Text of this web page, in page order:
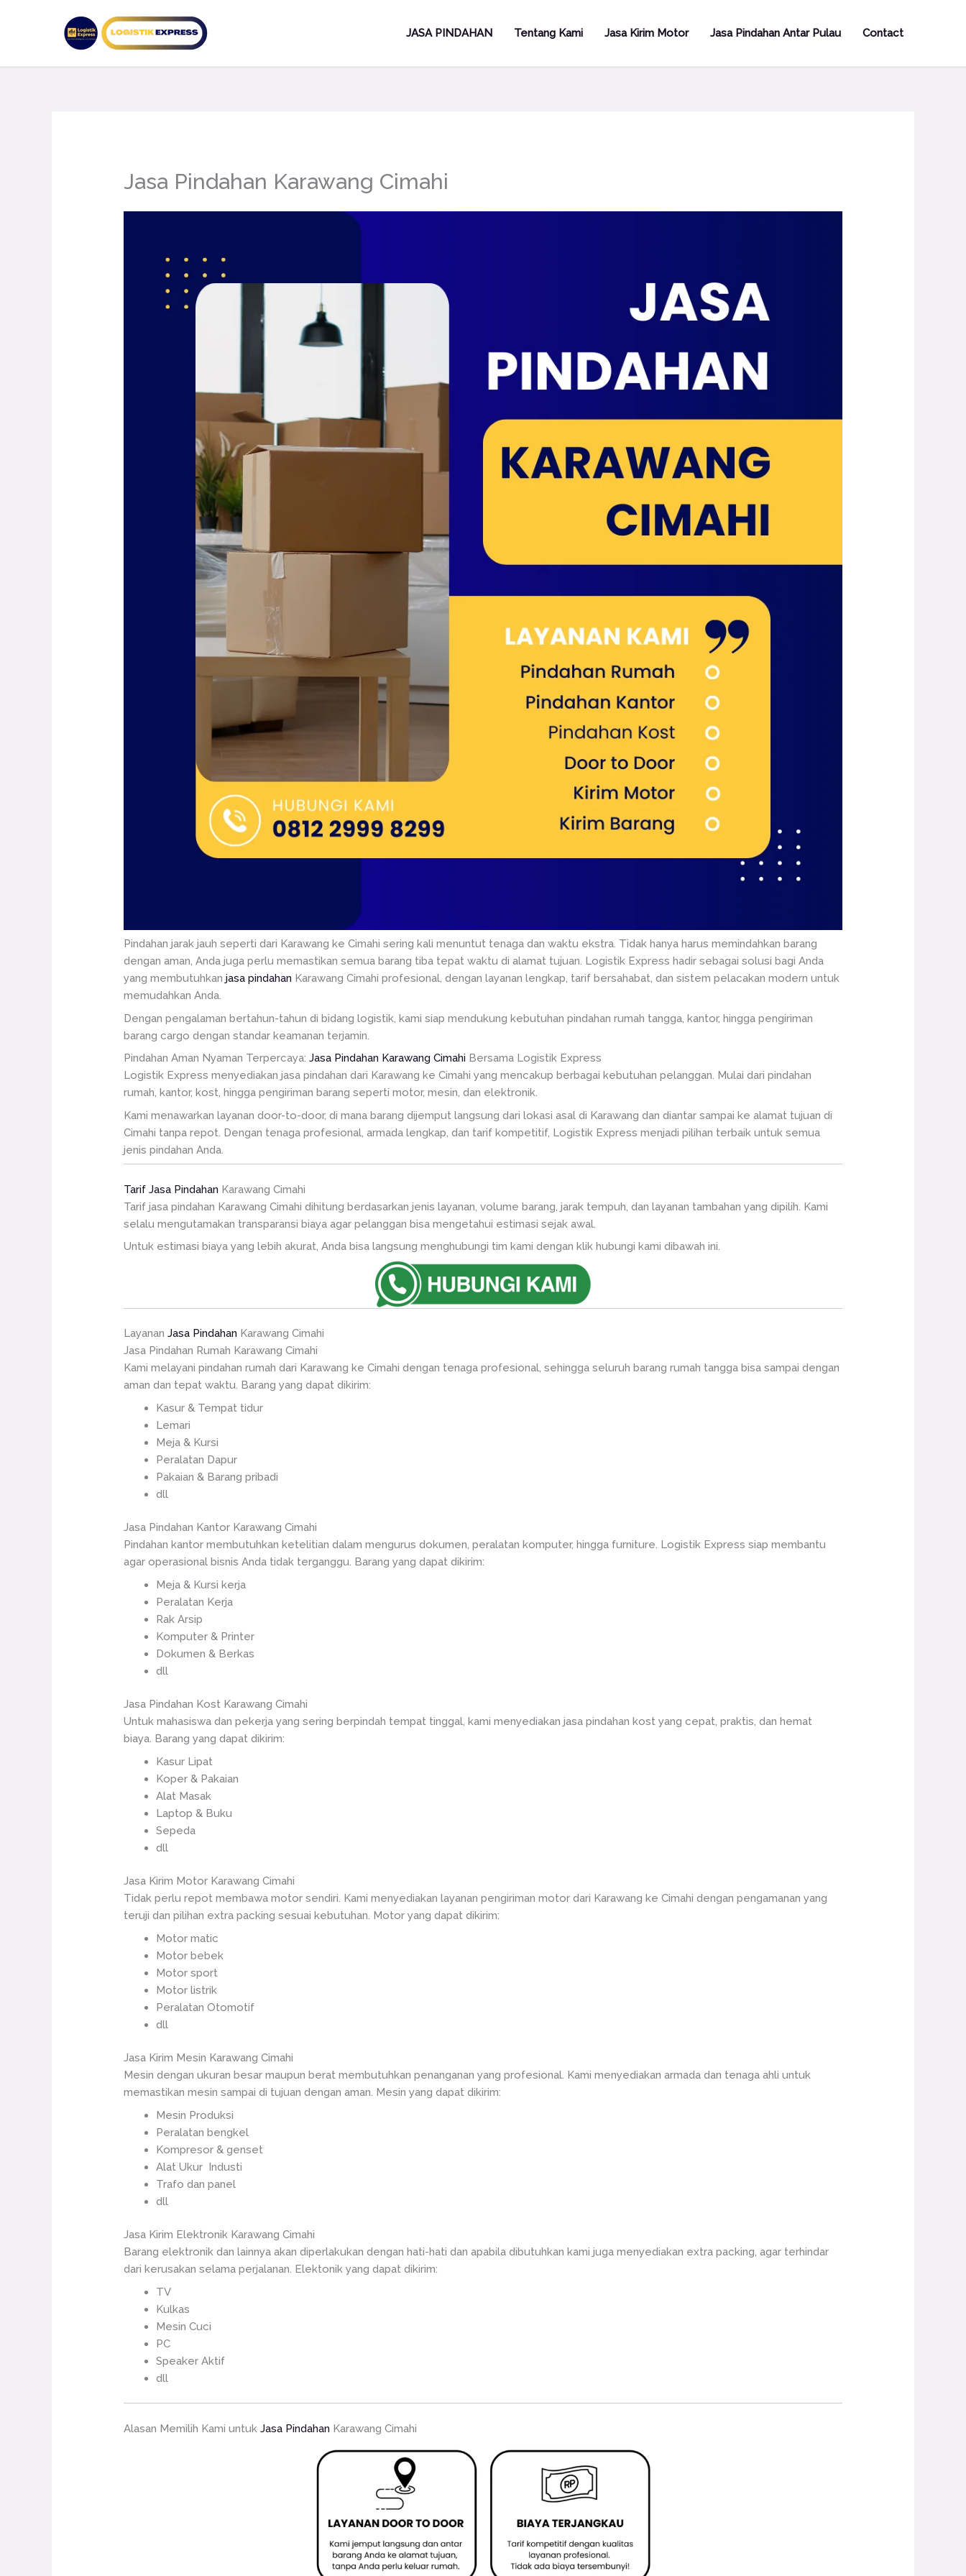
JASA PINDAHAN Tentang Kami Jasa Kirim Motor Jasa Pindahan Antar Pulau Contact
Jasa Pindahan Karawang Cimahi
Pindahan jarak jauh seperti dari Karawang ke Cimahi sering kali menuntut tenaga dan waktu ekstra. Tidak hanya harus memindahkan barang
dengan aman, Anda juga perlu memastikan semua barang tiba tepat waktu di alamat tujuan. Logistik Express hadir sebagai solusi bagi Anda
yang membutuhkanjasa pindahan Karawang Cimahi profesional, dengan layanan lengkap, tarif bersahabat, dan sistem pelacakan modern untuk
memudahkan Anda.
Dengan pengalaman bertahun-tahun di bidang logistik, kami siap mendukung kebutuhan pindahan rumah tangga, kantor, hingga pengiriman
barang cargo dengan standar keamanan terjamin.
Pindahan Aman Nyaman Terpercaya:Jasa Pindahan Karawang Cimahi Bersama Logistik Express
Logistik Express menyediakan jasa pindahan dari Karawang ke Cimahi yang mencakup berbagai kebutuhan pelanggan. Mulai dari pindahan
rumah, kantor, kost, hingga pengiriman barang seperti motor, mesin, dan elektronik.
Kami menawarkan layanan door-to-door, di mana barang dijemput langsung dari lokasi asal di Karawang dan diantar sampai ke alamat tujuan di
Cimahi tanpa repot. Dengan tenaga profesional, armada lengkap, dan tarif kompetitif, Logistik Express menjadi pilihan terbaik untuk semua
jenis pindahan Anda.
Tarif Jasa Pindahan Karawang Cimahi
Tarif jasa pindahan Karawang Cimahi dihitung berdasarkan jenis layanan, volume barang, jarak tempuh, dan layanan tambahan yang dipilih. Kami
selalu mengutamakan transparansi biaya agar pelanggan bisa mengetahui estimasi sejak awal.
Untuk estimasi biaya yang lebih akurat, Anda bisa langsung menghubungi tim kami dengan klik hubungi kami dibawah ini.
LayananJasa Pindahan Karawang Cimahi
Jasa Pindahan Rumah Karawang Cimahi
Kami melayani pindahan rumah dari Karawang ke Cimahi dengan tenaga profesional, sehingga seluruh barang rumah tangga bisa sampai dengan
aman dan tepat waktu. Barang yang dapat dikirim:
Kasur & Tempat tidur
Lemari
Meja & Kursi
Peralatan Dapur
Pakaian & Barang pribadi
dll
Jasa Pindahan Kantor Karawang Cimahi
Pindahan kantor membutuhkan ketelitian dalam mengurus dokumen, peralatan komputer, hingga furniture. Logistik Express siap membantu
agar operasional bisnis Anda tidak terganggu. Barang yang dapat dikirim:
Meja & Kursi kerja
Peralatan Kerja
Rak Arsip
Komputer & Printer
Dokumen & Berkas
dll
Jasa Pindahan Kost Karawang Cimahi
Untuk mahasiswa dan pekerja yang sering berpindah tempat tinggal, kami menyediakan jasa pindahan kost yang cepat, praktis, dan hemat
biaya. Barang yang dapat dikirim:
Kasur Lipat
Koper & Pakaian
Alat Masak
Laptop & Buku
Sepeda
dll
Jasa Kirim Motor Karawang Cimahi
Tidak perlu repot membawa motor sendiri. Kami menyediakan layanan pengiriman motor dari Karawang ke Cimahi dengan pengamanan yang
teruji dan pilihan extra packing sesuai kebutuhan. Motor yang dapat dikirim:
Motor matic
Motor bebek
Motor sport
Motor listrik
Peralatan Otomotif
dll
Jasa Kirim Mesin Karawang Cimahi
Mesin dengan ukuran besar maupun berat membutuhkan penanganan yang profesional. Kami menyediakan armada dan tenaga ahli untuk
memastikan mesin sampai di tujuan dengan aman. Mesin yang dapat dikirim:
Mesin Produksi
Peralatan bengkel
Kompresor & genset
Alat Ukur Industi
Trafo dan panel
dll
Jasa Kirim Elektronik Karawang Cimahi
Barang elektronik dan lainnya akan diperlakukan dengan hati-hati dan apabila dibutuhkan kami juga menyediakan extra packing, agar terhindar
dari kerusakan selama perjalanan. Elektonik yang dapat dikirim:
TV
Kulkas
Mesin Cuci
PC
Speaker Aktif
dll
Alasan Memilih Kami untukJasa Pindahan Karawang Cimahi